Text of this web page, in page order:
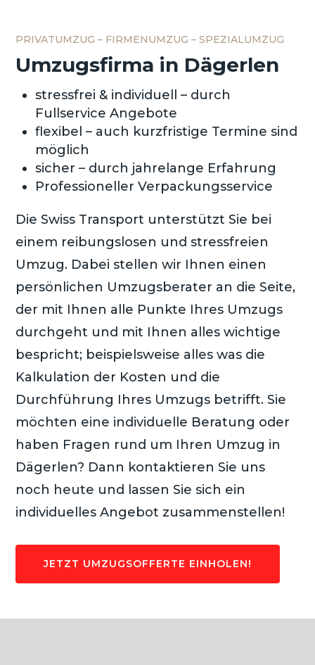
PRIVATUMZUG – FIRMENUMZUG – SPEZIALUMZUG
Umzugsfirma in Dägerlen
stressfrei & individuell – durch
Fullservice Angebote
flexibel – auch kurzfristige Termine sind
möglich
sicher – durch jahrelange Erfahrung
Professioneller Verpackungsservice
Die Swiss Transport unterstützt Sie bei
einem reibungslosen und stressfreien
Umzug. Dabei stellen wir Ihnen einen
persönlichen Umzugsberater an die Seite,
der mit Ihnen alle Punkte Ihres Umzugs
durchgeht und mit Ihnen alles wichtige
bespricht; beispielsweise alles was die
Kalkulation der Kosten und die
Durchführung Ihres Umzugs betrifft. Sie
möchten eine individuelle Beratung oder
haben Fragen rund um Ihren Umzug in
Dägerlen? Dann kontaktieren Sie uns
noch heute und lassen Sie sich ein
individuelles Angebot zusammenstellen!
JETZT UMZUGSOFFERTE EINHOLEN!